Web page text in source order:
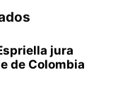
jura
de Colombia